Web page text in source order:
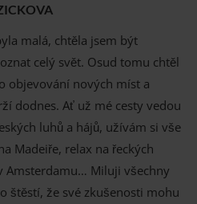
malá, chtěla jsem být
celý svět. Osud tomu chtěl
objevování nových míst a
dodnes. Ať už mé cesty vedou
luhů a hájů, užívám si vše
Madeiře, relax na řeckých
Amsterdamu… Miluji všechny
štěstí, že své zkušenosti mohu